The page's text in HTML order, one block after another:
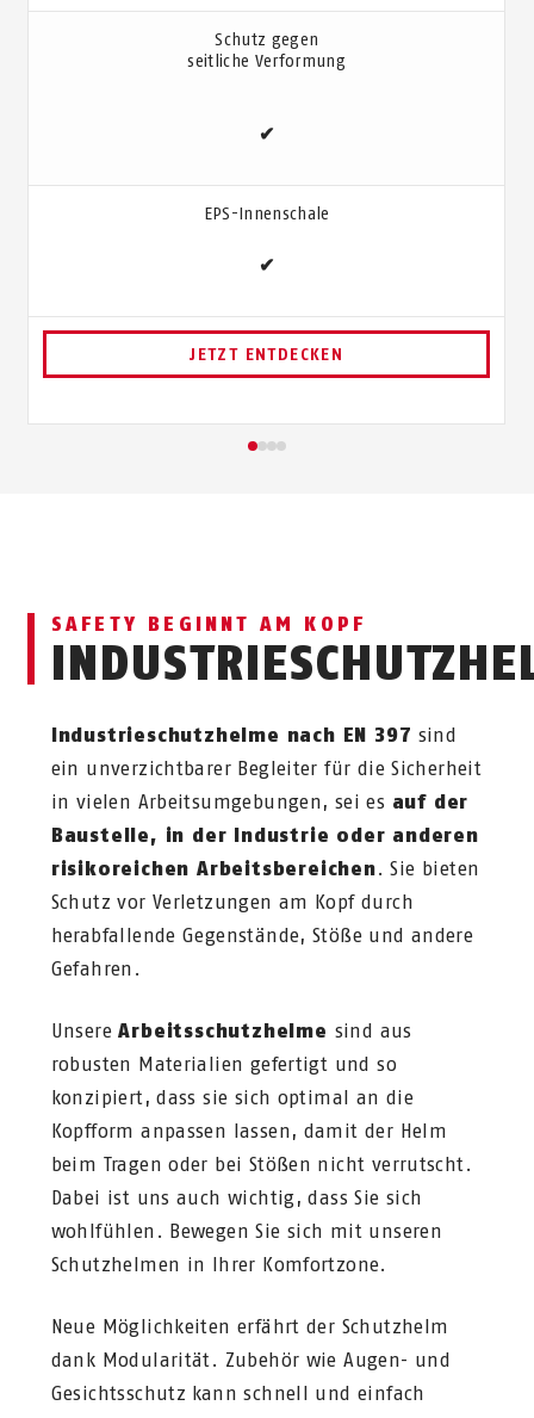
Schutz gegen
seitliche Verformung
✔
EPS-Innenschale
✔
JETZT ENTDECKEN
SAFETY BEGINNT AM KOPF
Industrieschutzhelme nach EN 397 sind
ein unverzichtbarer Begleiter für die Sicherheit
in vielen Arbeitsumgebungen, sei es auf der
Baustelle, in der Industrie oder anderen
risikoreichen Arbeitsbereichen. Sie bieten
Schutz vor Verletzungen am Kopf durch
herabfallende Gegenstände, Stöße und andere
Gefahren.
UnsereArbeitsschutzhelme sind aus
robusten Materialien gefertigt und so
konzipiert, dass sie sich optimal an die
Kopfform anpassen lassen, damit der Helm
beim Tragen oder bei Stößen nicht verrutscht.
Dabei ist uns auch wichtig, dass Sie sich
wohlfühlen. Bewegen Sie sich mit unseren
Schutzhelmen in Ihrer Komfortzone.
Neue Möglichkeiten erfährt der Schutzhelm
dank Modularität. Zubehör wie Augen- und
Gesichtsschutz kann schnell und einfach